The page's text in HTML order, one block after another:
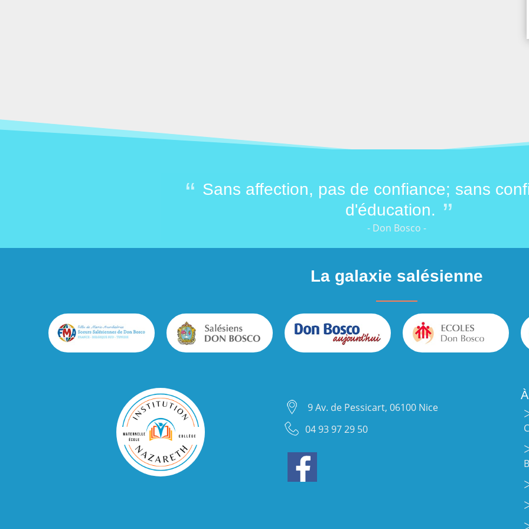
Sans affection, pas de confiance; sans
d'éducation.
- Don Bosco -
La galaxie salésienne
9 Av. de Pessicart, 06100 Nice
04 93 97 29 50